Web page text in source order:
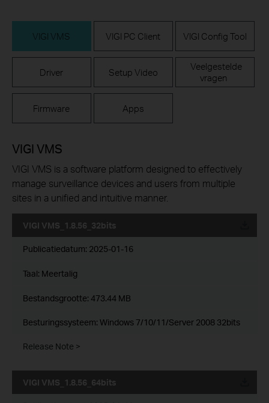
VIGI VMS VIGI PC Client VIGI Config Tool
Driver Setup Video
Veelgestelde
vragen
Firmware Apps
VIGI VMS
VIGI VMS is a software platform designed to effectively
manage surveillance devices and users from multiple
sites in a unified and intuitive manner.
VIGI VMS_1.8.56_32bits
Publicatiedatum: 2025-01-16
Taal: Meertalig
Bestandsgrootte: 473.44 MB
Besturingssysteem: Windows 7/10/11/Server 2008 32bits
Release Note >
VIGI VMS_1.8.56_64bits